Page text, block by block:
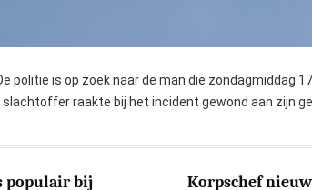
politie is op zoek naar de man die zondagmiddag
slachtoffer raakte bij het incident gewond aan zijn
populair bij
Korpschef